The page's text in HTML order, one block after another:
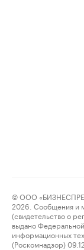
© ООО
2026. Сообщения и
(свидетельство о
выдано
информационных
(Роскомнадзор)